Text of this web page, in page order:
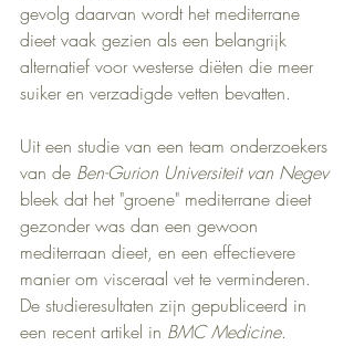
gevolg daarvan wordt het mediterrane
dieet vaak gezien als een belangrijk
alternatief voor westerse diëten die meer
suiker en verzadigde vetten bevatten.
Uit een studie van een team onderzoekers
van de Ben-Gurion Universiteit van Negev
bleek dat het "groene" mediterrane dieet
gezonder was dan een gewoon
mediterraan dieet, en een effectievere
manier om visceraal vet te verminderen.
De studieresultaten zijn gepubliceerd in
een recent artikel in BMC Medicine.